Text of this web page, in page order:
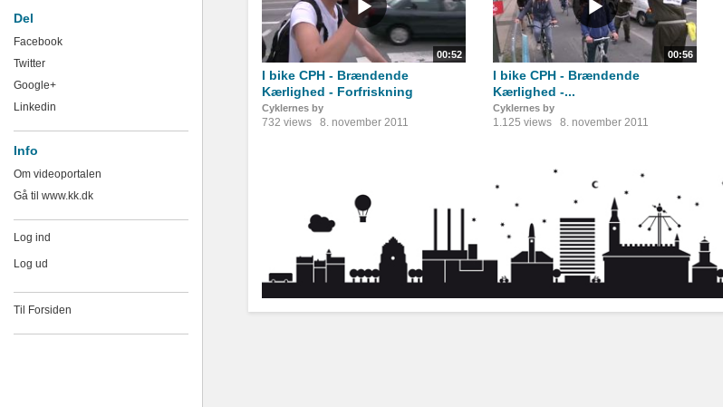
Del
Facebook
Twitter
Google+
Linkedin
Info
Om videoportalen
Gå til www.kk.dk
Log ind
Log ud
Til Forsiden
00:52
I bike CPH - Brændende
Kærlighed - Forfriskning
Cyklernes by
732 views 8. november 2011
00:56
I bike CPH - Brændende
Kærlighed -...
Cyklernes by
1.125 views 8. november 2011